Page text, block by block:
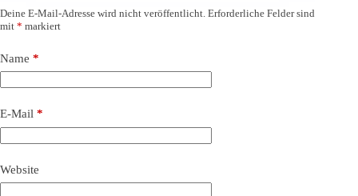
Deine E-Mail-Adresse wird nicht veröffentlicht. Erforderliche Felder sind
mit * markiert
Name *
E-Mail *
Website